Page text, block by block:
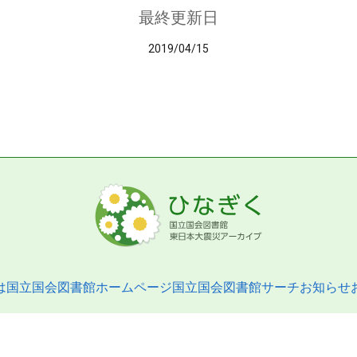
最終更新日
2019/04/15
国立国会図書館ホームページ国立国会図書館サーチお知らせ